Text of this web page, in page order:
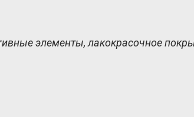
элементы, лакокрасочное